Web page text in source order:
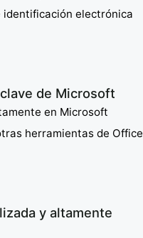
identificación electrónica
de Microsoft
en Microsoft
herramientas de Office
y altamente